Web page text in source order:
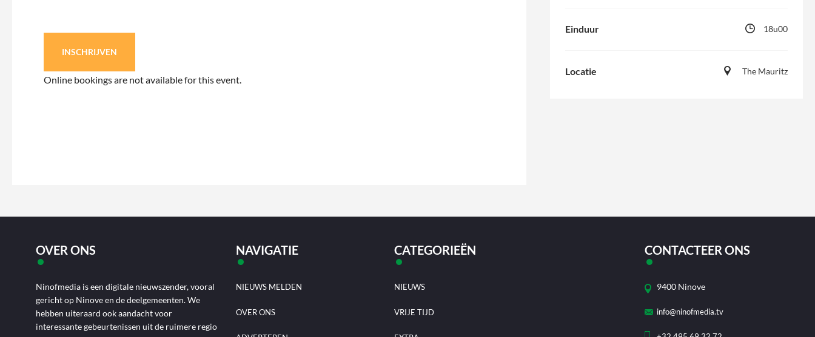
INSCHRIJVEN
Online bookings are not available for this event.
Einduur 18u00
Locatie The Mauritz
OVER ONS
Ninofmedia is een digitale nieuwszender, vooral
gericht op Ninove en de deelgemeenten. We
hebben uiteraard ook aandacht voor
interessante gebeurtenissen uit de ruimere regio
NAVIGATIE
NIEUWS MELDEN
OVER ONS
CATEGORIEËN
NIEUWS
VRIJE TIJD
CONTACTEER ONS
9400 Ninove
info@ninofmedia.tv